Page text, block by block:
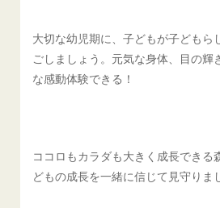
大切な幼児期に、子どもが子どもら
ごしましょう。元気な身体、目の輝
な感動体験できる！
ココロもカラダも大きく成長できる
どもの成長を一緒に信じて見守りま